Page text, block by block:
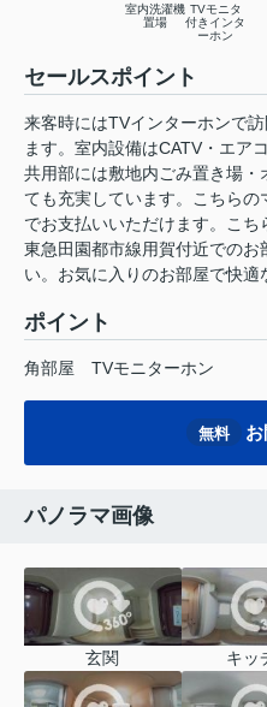
室内洗濯機
置場
TVモニタ
付きインタ
ーホン
セールスポイント
来客時にはTVインターホンで
ます。室内設備はCATV・エア
共用部には敷地内ごみ置き場・
ても充実しています。こちら
でお支払いいただけます。こ
東急田園都市線用賀付近でのお
い。お気に入りのお部屋で快適
ポイント
角部屋 TVモニターホン
無料
パノラマ画像
玄関 キッ